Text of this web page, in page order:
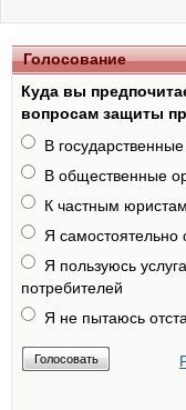
Голосование
Куда вы
вопросам защиты
В
В общественные
К частным
Я самостоятельно
Я пользуюсь
потребителей
Я не пытаюсь